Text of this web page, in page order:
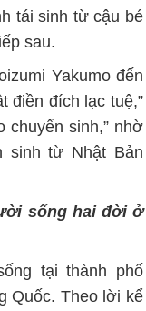
tái sinh từ cậu bé
sau.
Yakumo đến
điền đích lạc tuệ,”
chuyển sinh,” nhờ
sinh từ Nhật Bản
sống hai đời ở
tại thành phố
Quốc. Theo lời kể